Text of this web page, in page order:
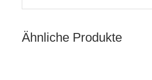
Ähnliche Produkte